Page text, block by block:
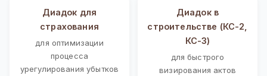
Диадок для
страхования
для оптимизации
процесса
урегулирования убытков
Диадок в
строительстве (КС-2,
КС-3)
для быстрого
визирования актов